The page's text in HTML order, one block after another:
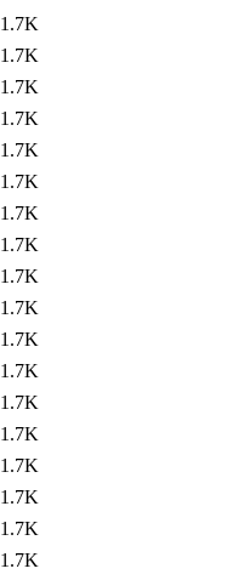
1.7K
1.7K
1.7K
1.7K
1.7K
1.7K
1.7K
1.7K
1.7K
1.7K
1.7K
1.7K
1.7K
1.7K
1.7K
1.7K
1.7K
1.7K